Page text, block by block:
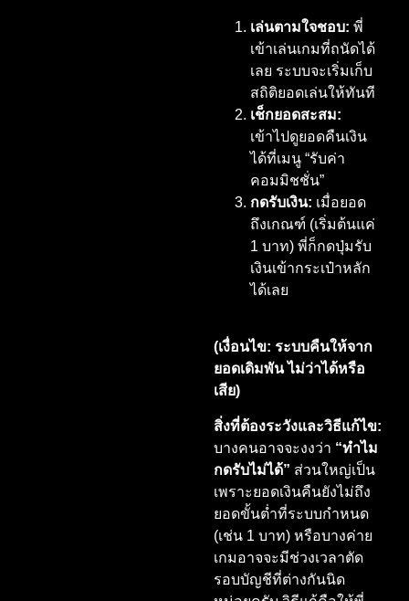
เล่นตามใจชอบ: พี่
เข้าเล่นเกมที่ถนัดได้
เลย ระบบจะเริ่มเก็บ
สถิติยอดเล่นให้ทันที
เช็กยอดสะสม:
เข้าไปดูยอดคืนเงิน
ได้ที่เมนู “รับค่า
คอมมิชชั่น”
กดรับเงิน: เมื่อยอด
ถึงเกณฑ์ (เริ่มต้นแค่
1 บาท) พี่ก็กดปุ่มรับ
เงินเข้ากระเป๋าหลัก
ได้เลย
(เงื่อนไข: ระบบคืนให้จาก
ยอดเดิมพัน ไม่ว่าได้หรือ
เสีย)
สิ่งที่ต้องระวังและวิธีแก้ไข:
บางคนอาจจะงงว่า “ทำไม
กดรับไม่ได้” ส่วนใหญ่เป็น
เพราะยอดเงินคืนยังไม่ถึง
ยอดขั้นต่ำที่ระบบกำหนด
(เช่น 1 บาท) หรือบางค่าย
เกมอาจจะมีช่วงเวลาตัด
รอบบัญชีที่ต่างกันนิด